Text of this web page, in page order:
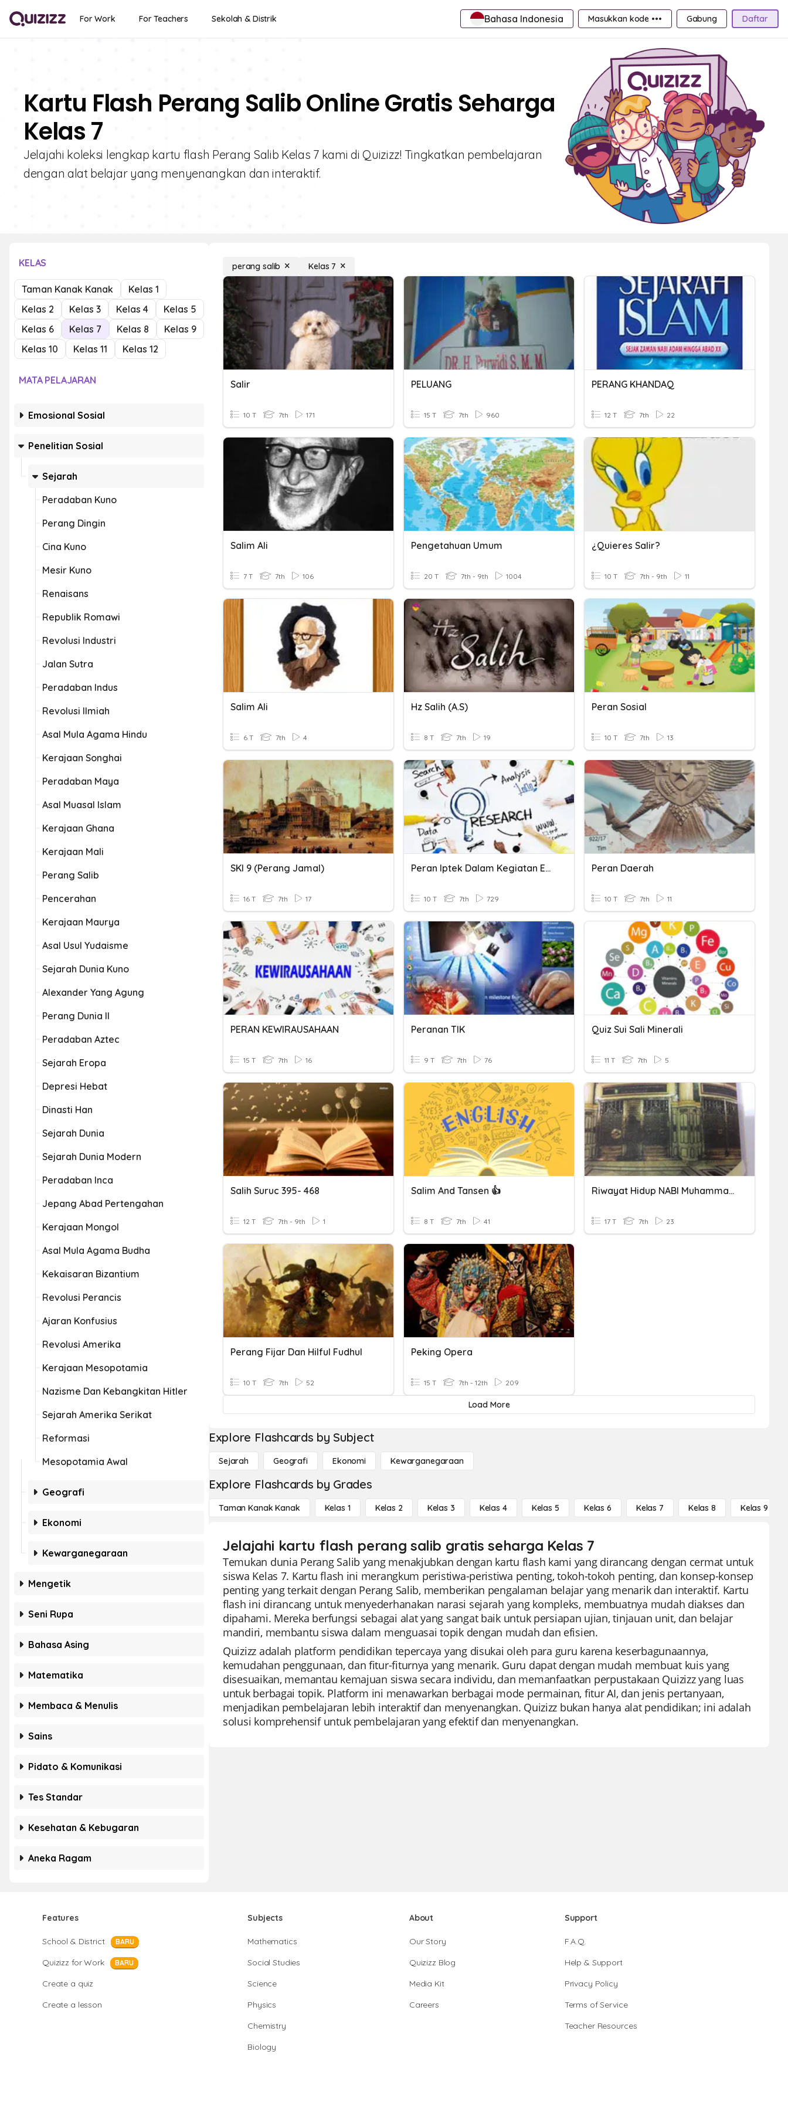
For Work For Teachers Sekolah & Distrik Bahasa Indonesia Masukkan kode ••• Gabung Daftar
Kartu Flash Perang Salib Online Gratis Seharga
Kelas 7
Jelajahi koleksi lengkap kartu flash Perang Salib Kelas 7 kami di Quizizz! Tingkatkan pembelajaran
dengan alat belajar yang menyenangkan dan interaktif.
KELAS
Taman Kanak Kanak
Kelas 1
Kelas 2
Kelas 3 Kelas 4
Kelas 5
Kelas 6
Kelas 7 Kelas 8
Kelas 9
Kelas 10
Kelas 11 Kelas 12
MATA PELAJARAN
Emosional Sosial
Penelitian Sosial
Sejarah
Peradaban Kuno
Perang Dingin
Cina Kuno
Mesir Kuno
Renaisans
Republik Romawi
Revolusi Industri
Jalan Sutra
Peradaban Indus
Revolusi Ilmiah
Asal Mula Agama Hindu
Kerajaan Songhai
Peradaban Maya
Asal Muasal Islam
Kerajaan Ghana
Kerajaan Mali
Perang Salib
Pencerahan
Kerajaan Maurya
Asal Usul Yudaisme
Sejarah Dunia Kuno
Alexander Yang Agung
Perang Dunia II
Peradaban Aztec
Sejarah Eropa
Depresi Hebat
Dinasti Han
Sejarah Dunia
Sejarah Dunia Modern
Peradaban Inca
Jepang Abad Pertengahan
Kerajaan Mongol
Asal Mula Agama Budha
Kekaisaran Bizantium
Revolusi Perancis
Ajaran Konfusius
Revolusi Amerika
Kerajaan Mesopotamia
Nazisme Dan Kebangkitan Hitler
Sejarah Amerika Serikat
Reformasi
Mesopotamia Awal
Geografi
Ekonomi
Kewarganegaraan
Mengetik
Seni Rupa
Bahasa Asing
Matematika
Membaca & Menulis
Sains
Pidato & Komunikasi
Tes Standar
Kesehatan & Kebugaran
Aneka Ragam
perang salib Kelas 7
Salir
10 T 7th 171
PELUANG
15 T 7th 960
PERANG KHANDAQ
12 T 7th 22
Salim Ali
7 T 7th 106
Pengetahuan Umum
20 T 7th - 9th 1004
¿Quieres Salir?
10 T 7th - 9th 11
Salim Ali
6 T 7th 4
Hz Salih (a.s)
8 T 7th 19
Peran Sosial
10 T 7th 13
SKI 9 (Perang Jamal)
16 T 7th 17
Peran Iptek Dalam Kegiatan Ekonomi
10 T 7th 729
Peran Daerah
10 T 7th 11
PERAN KEWIRAUSAHAAN
15 T 7th 16
Peranan TIK
9 T 7th 76
Quiz Sui Sali Minerali
11 T 7th 5
Salih Suruc 395- 468
12 T 7th - 9th 1
Salim And Tansen 👍
8 T 7th 41
Riwayat Hidup NABI Muhammad SAW(2)
17 T 7th 23
Perang Fijar Dan Hilful Fudhul
10 T 7th 52
Peking Opera
15 T 7th - 12th 209
Load More
Explore Flashcards by Subject
Sejarah Geografi Ekonomi Kewarganegaraan
Explore Flashcards by Grades
Taman Kanak Kanak Kelas 1 Kelas 2 Kelas 3 Kelas 4 Kelas 5 Kelas 6 Kelas 7 Kelas 8 Kelas 9
Jelajahi kartu flash perang salib gratis seharga Kelas 7
Temukan dunia Perang Salib yang menakjubkan dengan kartu flash kami yang dirancang dengan cermat untuk
siswa Kelas 7. Kartu flash ini merangkum peristiwa-peristiwa penting, tokoh-tokoh penting, dan konsep-konsep
penting yang terkait dengan Perang Salib, memberikan pengalaman belajar yang menarik dan interaktif. Kartu
flash ini dirancang untuk menyederhanakan narasi sejarah yang kompleks, membuatnya mudah diakses dan
dipahami. Mereka berfungsi sebagai alat yang sangat baik untuk persiapan ujian, tinjauan unit, dan belajar
mandiri, membantu siswa dalam menguasai topik dengan mudah dan efisien.
Quizizz adalah platform pendidikan tepercaya yang disukai oleh para guru karena keserbagunaannya,
kemudahan penggunaan, dan fitur-fiturnya yang menarik. Guru dapat dengan mudah membuat kuis yang
disesuaikan, memantau kemajuan siswa secara individu, dan memanfaatkan perpustakaan Quizizz yang luas
untuk berbagai topik. Platform ini menawarkan berbagai mode permainan, fitur AI, dan jenis pertanyaan,
menjadikan pembelajaran lebih interaktif dan menyenangkan. Quizizz bukan hanya alat pendidikan; ini adalah
solusi komprehensif untuk pembelajaran yang efektif dan menyenangkan.
Features
School & District BARU
Quizizz for Work BARU
Create a quiz
Create a lesson
Subjects
Mathematics
Social Studies
Science
Physics
Chemistry
Biology
About
Our Story
Quizizz Blog
Media Kit
Careers
Support
F.A.Q.
Help & Support
Privacy Policy
Terms of Service
Teacher Resources